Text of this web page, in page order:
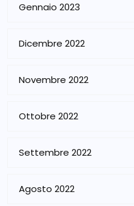
Gennaio 2023
Dicembre 2022
Novembre 2022
Ottobre 2022
Settembre 2022
Agosto 2022